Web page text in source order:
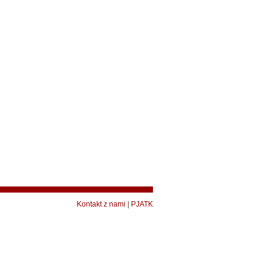
Kontakt z nami PJATK